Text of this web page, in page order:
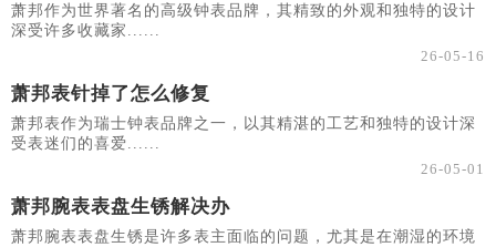
萧邦作为世界著名的高级钟表品牌，其精致的外观和独特的设计
深受许多收藏家......
26-05-16
萧邦表针掉了怎么修复
萧邦表作为瑞士钟表品牌之一，以其精湛的工艺和独特的设计深
受表迷们的喜爱......
26-05-01
萧邦腕表表盘生锈解决办
萧邦腕表表盘生锈是许多表主面临的问题，尤其是在潮湿的环境